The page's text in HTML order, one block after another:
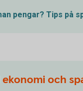
pengar? Tips på
och